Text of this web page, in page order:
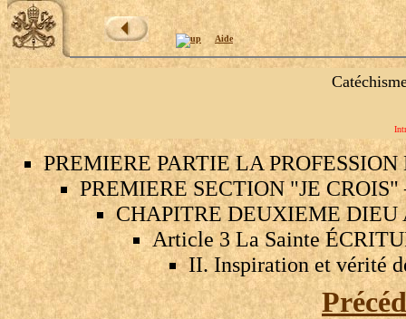
Aide
PREMIERE PARTIE LA
PREMIERE SECTION "JE
CHAPITRE DEUXIEME DIEU
Article 3 La Sainte
II. Inspiration et vérité